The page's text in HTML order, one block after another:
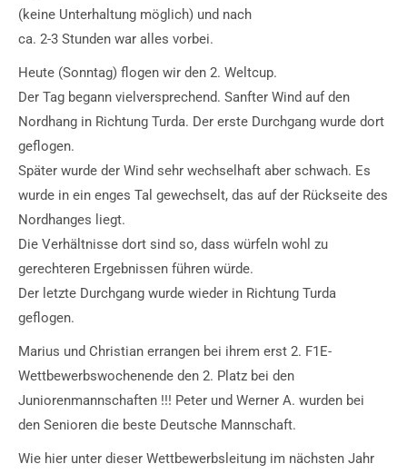
(keine Unterhaltung möglich) und nach
ca. 2-3 Stunden war alles vorbei.
Heute (Sonntag) flogen wir den 2. Weltcup.
Der Tag begann vielversprechend. Sanfter Wind auf den
Nordhang in Richtung Turda. Der erste Durchgang wurde dort
geflogen.
Später wurde der Wind sehr wechselhaft aber schwach. Es
wurde in ein enges Tal gewechselt, das auf der Rückseite des
Nordhanges liegt.
Die Verhältnisse dort sind so, dass würfeln wohl zu
gerechteren Ergebnissen führen würde.
Der letzte Durchgang wurde wieder in Richtung Turda
geflogen.
Marius und Christian errangen bei ihrem erst 2. F1E-
Wettbewerbswochenende den 2. Platz bei den
Juniorenmannschaften !!! Peter und Werner A. wurden bei
den Senioren die beste Deutsche Mannschaft.
Wie hier unter dieser Wettbewerbsleitung im nächsten Jahr